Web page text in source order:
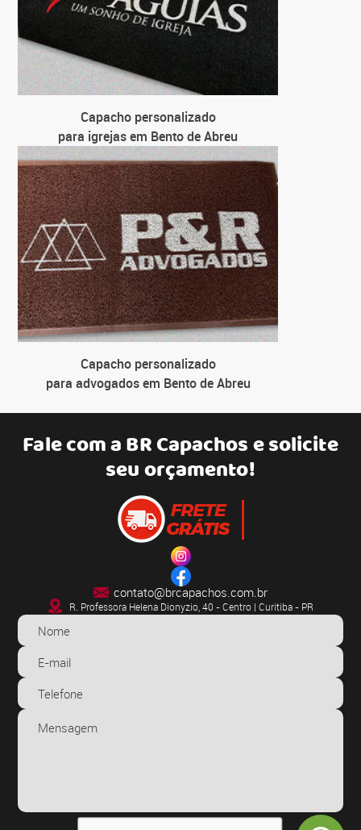
Capacho personalizado
para igrejas em Bento de Abreu
Capacho personalizado
para advogados em Bento de Abreu
Fale com aBR Capachose solicite
seu orçamento!
contato@brcapachos.com.br
R. Professora Helena Dionyzio, 40 - Centro | Curitiba - PR